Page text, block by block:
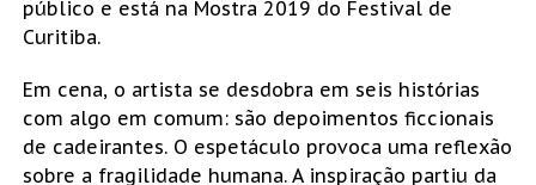
público e está na Mostra 2019 do Festival de
Curitiba.
Em cena, o artista se desdobra em seis histórias
com algo em comum: são depoimentos ficcionais
de cadeirantes. O espetáculo provoca uma reflexão
sobre a fragilidade humana. A inspiração partiu da